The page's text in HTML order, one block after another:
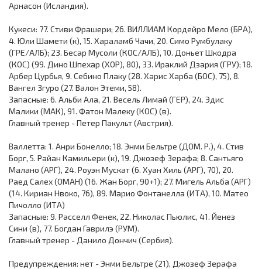
Арнасон (Исландия).
Кукеси: 77. Стиви Фрашери; 26. ВИЛЛИАМ Кордейро Мело (БРА),
4. Юли Шамети (к), 15. Хараламб Чачи, 20. Симо Румбулаку
(ГРЕ/АЛБ); 23. Бесар Мусоли (КОС/АЛБ), 10. Доньет Шкодра
(КОС) (99. Дино Шпехар (ХОР), 80), 33. Ираклий Дзария (ГРУ); 18.
Арбер Цурбья, 9. Себино Плаку (28. Харис Харба (БОС), 75), 8.
Вангел Згуро (27. Валон Этеми, 58).
Запасные: 6. Альби Ала, 21. Весель Лимай (ГЕР), 24. Эдис
Малики (МАК), 91. Фатон Малеку (КОС) (в).
Главный тренер - Петер Пакульт (Австрия).
Валлетта: 1. Анри Бонелло; 18. Энми Бельтре (ДОМ. Р.), 4. Стив
Борг, 5. Райан Камильери (к), 19. Джозеф Зерафа; 8. Сантьяго
Малано (АРГ), 24. Роуэн Мускат (6. Хуан Хиль (АРГ), 70), 20.
Раед Салех (ОМАН) (16. Жан Борг, 90+1); 27. Мигель Альба (АРГ)
(14. Кириан Нвоко, 76), 89. Марио Фонтанелла (ИТА), 10. Матео
Пичолло (ИТА)
Запасные: 9. Расселл Фенек, 22. Николас Пьюлис, 41. Йенез
Сини (в), 77. Богдан Гаврилэ (РУМ).
Главный тренер - Данило Дончич (Сербия).
Предупреждения: нет - Энми Бельтре (21), Джозеф Зерафа